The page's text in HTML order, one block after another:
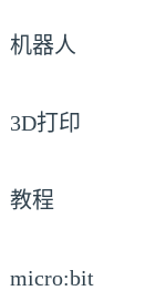
机器人
3D打印
教程
micro:bit